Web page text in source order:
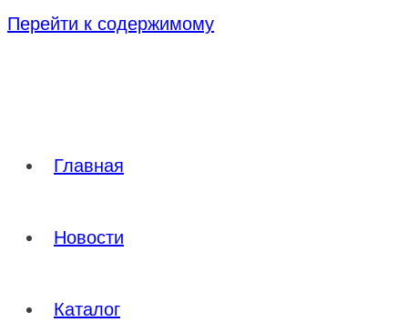
Перейти к содержимому
Главная
Новости
Каталог